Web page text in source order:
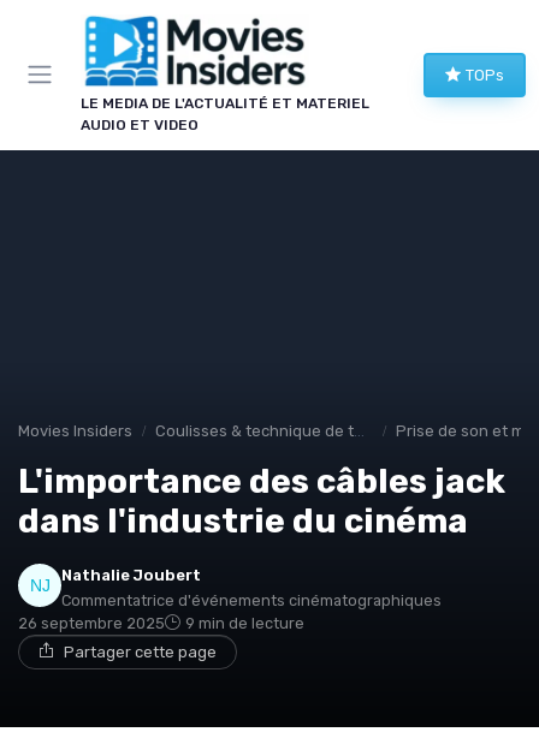
LE MEDIA DE L'ACTUALITÉ ET MATERIEL
AUDIO ET VIDEO
TOPs
Movies Insiders Coulisses & technique de tournage Prise de son et
L'importance des câbles jack
dans l'industrie du cinéma
Nathalie Joubert
Commentatrice d'événements cinématographiques
26 septembre 2025
9 min de lecture
Partager cette page
Panneau de gestion des cookies